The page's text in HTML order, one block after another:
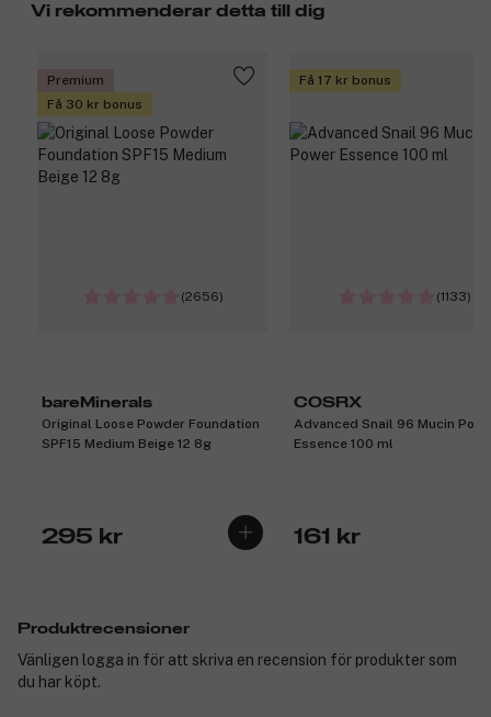
Vi rekommenderar detta till dig
Premium
Få 30 kr bonus
(2656)
bareMinerals
Original Loose Powder Foundation
SPF15 Medium Beige 12 8g
295 kr
Få 17 kr bonus
(1133)
COSRX
Advanced Snail 96 Mucin
Essence 100 ml
161 kr
Produktrecensioner
Vänligen logga in för att skriva en recension för produkter som
du har köpt.